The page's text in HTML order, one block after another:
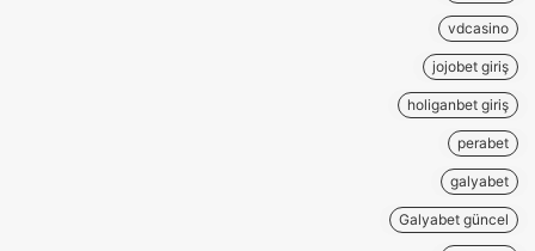
vdcasino
jojobet giriş
holiganbet giriş
perabet
galyabet
Galyabet güncel